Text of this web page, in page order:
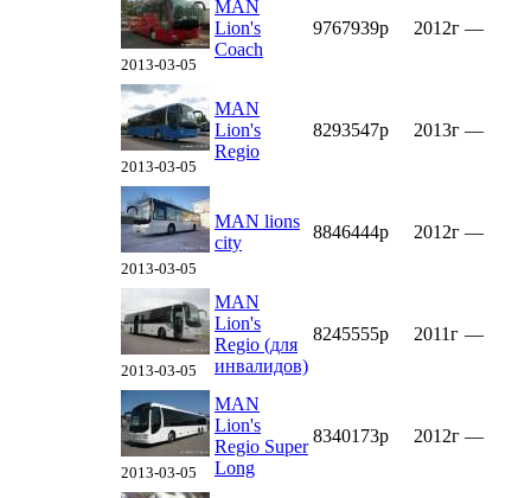
2013-03-05
MAN
Lion's
Coach
9767939р 2012г —
2013-03-05
MAN
Lion's
Regio
8293547р 2013г —
2013-03-05
MAN lions
city
8846444р 2012г —
2013-03-05
MAN
Lion's
Regio (для
инвалидов)
8245555р 2011г —
2013-03-05
MAN
Lion's
Regio Super
Long
8340173р 2012г —